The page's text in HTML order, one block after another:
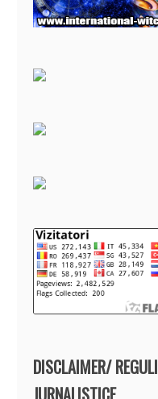
DISCLAIMER/ REGULI
JURNALISTICE